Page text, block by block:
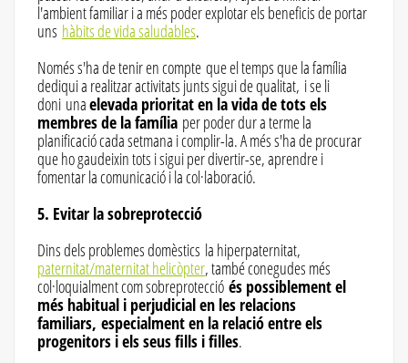
l'ambient familiar i a més poder explotar els beneficis de portar
uns hàbits de vida saludables.
Només s'ha de tenir en compte que el temps que la família
dediqui a realitzar activitats junts sigui de qualitat, i se li
doni unaelevada prioritat en la vida de tots els
membres de la família per poder dur a terme la
planificació cada setmana i complir-la. A més s'ha de procurar
que ho gaudeixin tots i sigui per divertir-se, aprendre i
fomentar la comunicació i la col·laboració.
5. Evitar la sobreprotecció
Dins dels problemes domèstics la hiperpaternitat,
paternitat/maternitat helicòpter, també conegudes més
col·loquialment com sobreprotecció és possiblement el
més habitual i perjudicial en les relacions
familiars, especialment en la relació entre els
progenitors i els seus fills i filles.